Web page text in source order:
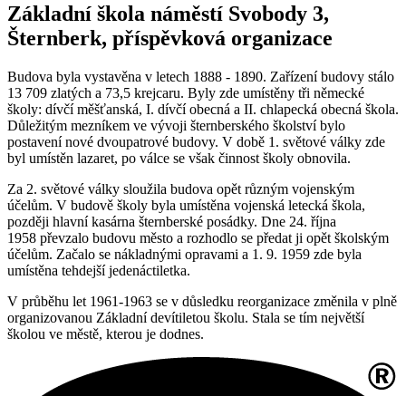
Základní škola náměstí Svobody 3,
Šternberk, příspěvková organizace
Budova byla vystavěna v letech 1888 - 1890. Zařízení budovy stálo
13 709 zlatých a 73,5 krejcaru. Byly zde umístěny tři německé
školy: dívčí měšťanská, I. dívčí obecná a II. chlapecká obecná škola.
Důležitým mezníkem ve vývoji šternberského školství bylo
postavení nové dvoupatrové budovy. V době 1. světové války zde
byl umístěn lazaret, po válce se však činnost školy obnovila.
Za 2. světové války sloužila budova opět různým vojenským
účelům. V budově školy byla umístěna vojenská letecká škola,
později hlavní kasárna šternberské posádky. Dne 24. října
1958 převzalo budovu město a rozhodlo se předat ji opět školským
účelům. Začalo se nákladnými opravami a 1. 9. 1959 zde byla
umístěna tehdejší jedenáctiletka.
V průběhu let 1961-1963 se v důsledku reorganizace změnila v plně
organizovanou Základní devítiletou školu. Stala se tím největší
školou ve městě, kterou je dodnes.